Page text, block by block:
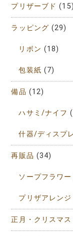
プリザーブド (15)
ラッピング (29)
リボン (18)
包装紙 (7)
備品 (12)
ハサミ/ナイフ
什器/ディスプ
再販品 (34)
ソープフラワー
プリザアレンジ
正月・クリスマス